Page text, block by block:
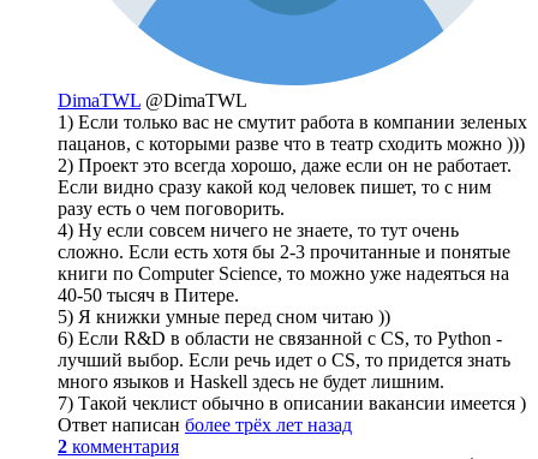
DimaTWL @DimaTWL
1) Если только вас не смутит работа в компании зеленых
пацанов, с которыми разве что в театр сходить можно )))
2) Проект это всегда хорошо, даже если он не работает.
Если видно сразу какой код человек пишет, то с ним
разу есть о чем поговорить.
4) Ну если совсем ничего не знаете, то тут очень
сложно. Если есть хотя бы 2-3 прочитанные и понятые
книги по Computer Science, то можно уже надеяться на
40-50 тысяч в Питере.
5) Я книжки умные перед сном читаю ))
6) Если R&D в области не связанной с CS, то Python -
лучший выбор. Если речь идет о CS, то придется знать
много языков и Haskell здесь не будет лишним.
7) Такой чеклист обычно в описании вакансии имеется )
Ответ написан более трёх лет назад
2 комментария